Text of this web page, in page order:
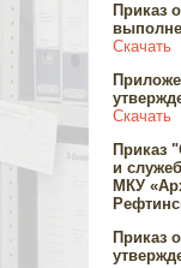
Приказ
Скачать
Скачать
Приказ "
и
МКУ
Приказ